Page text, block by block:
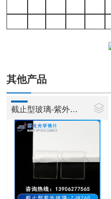
其他产品
截止型玻璃-紫外玻璃ZJB260